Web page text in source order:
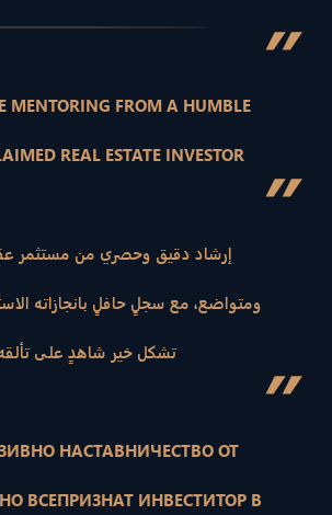
”
MENTORING FROM A HUMBLE
REAL ESTATE INVESTOR ” إرشاد دقيق وحصري من مستثمر
ومتواضع، مع سجلٍ حافلٍ بانجازاته
تشكل خير شاهدٍ على ”
НАСТАВНИЧЕСТВО ОТ
ВСЕПРИЗНАТ ИНВЕСТИТОР В